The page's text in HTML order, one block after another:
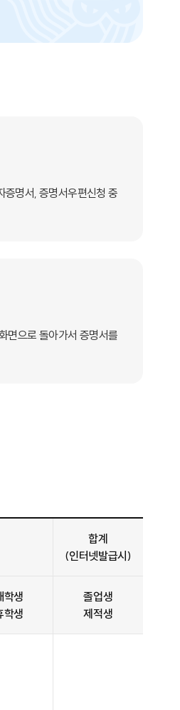
증명서, 증명서우편신청 중
면으로 돌아가서 증명서를
합계
(인터넷발급시)
학생
학생
졸업생
제적생